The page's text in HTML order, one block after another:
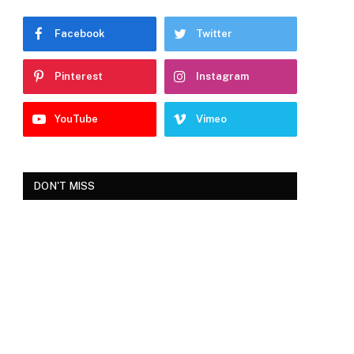
Facebook Twitter
Pinterest Instagram
YouTube Vimeo
DON'T MISS